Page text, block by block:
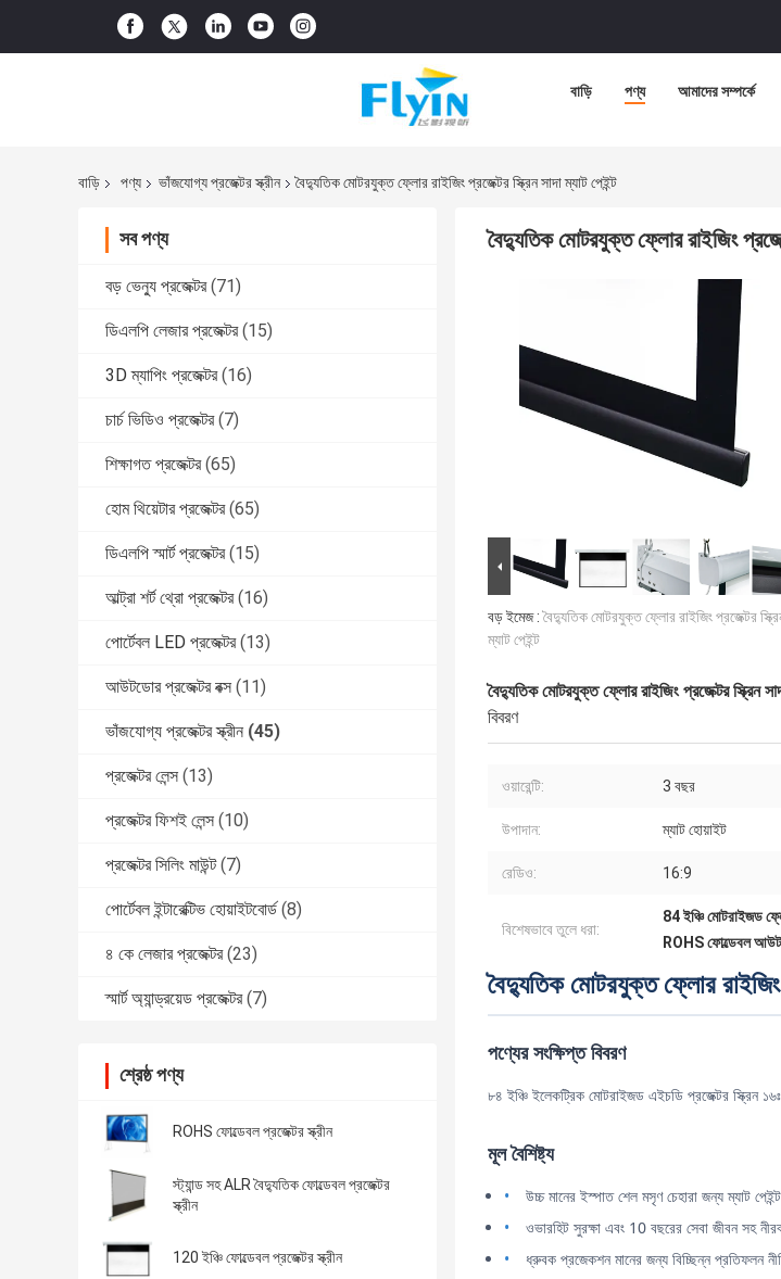
বাড়ি পণ্য আমাদের সম্পর্কে
বাড়ি পণ্য ভাঁজযোগ্য প্রজেক্টর স্ক্রীন বৈদ্যুতিক মোটরযুক্ত ফ্লোর রাইজিং প্রজেক্টর স্ক্রিন সাদা ম্যাট পেইন্ট
সব পণ্য
বড় ভেন্যু প্রজেক্টর (71)
ডিএলপি লেজার প্রজেক্টর (15)
3D ম্যাপিং প্রজেক্টর (16)
চার্চ ভিডিও প্রজেক্টর (7)
শিক্ষাগত প্রজেক্টর (65)
হোম থিয়েটার প্রজেক্টর (65)
ডিএলপি স্মার্ট প্রজেক্টর (15)
আল্ট্রা শর্ট থ্রো প্রজেক্টর (16)
পোর্টেবল LED প্রজেক্টর (13)
আউটডোর প্রজেক্টর বক্স (11)
ভাঁজযোগ্য প্রজেক্টর স্ক্রীন (45)
প্রজেক্টর লেন্স (13)
প্রজেক্টর ফিশই লেন্স (10)
প্রজেক্টর সিলিং মাউন্ট (7)
পোর্টেবল ইন্টারেক্টিভ হোয়াইটবোর্ড (8)
৪ কে লেজার প্রজেক্টর (23)
স্মার্ট অ্যান্ড্রয়েড প্রজেক্টর (7)
শ্রেষ্ঠ পণ্য
ROHS ফোল্ডেবল প্রজেক্টর স্ক্রীন
স্ট্যান্ড সহ ALR বৈদ্যুতিক ফোল্ডেবল প্রজেক্টর
স্ক্রীন
120 ইঞ্চি ফোল্ডেবল প্রজেক্টর স্ক্রীন
বৈদ্যুতিক মোটরযুক্ত ফ্লোর রাইজিং
বড় ইমেজ :বৈদ্যুতিক মোটরযুক্ত ফ্লোর রাইজিং প্রজেক্টর
ম্যাট পেইন্ট
বৈদ্যুতিক মোটরযুক্ত ফ্লোর রাইজিং প্রজেক্টর স্ক্রিন
বিবরণ
ওয়ারেন্টি: 3 বছর
উপাদান: ম্যাট হোয়াইট
রেডিও: 16:9
বিশেষভাবে তুলে ধরা:
84 ইঞ্চি মোটরাইজড
ROHS ফোল্ডেবল
বৈদ্যুতিক মোটরযুক্ত ফ্লোর রাইজিং
পণ্যের সংক্ষিপ্ত বিবরণ
৮৪ ইঞ্চি ইলেকট্রিক মোটরাইজড এইচডি প্রজেক্টর স্ক্রিন
মূল বৈশিষ্ট্য
উচ্চ মানের ইস্পাত শেল মসৃণ চেহারা জন্য ম্যাট
ওভারহিট সুরক্ষা এবং 10 বছরের সেবা জীবন সহ
ধ্রুবক প্রজেকশন মানের জন্য বিচ্ছিন্ন প্রতিফলন